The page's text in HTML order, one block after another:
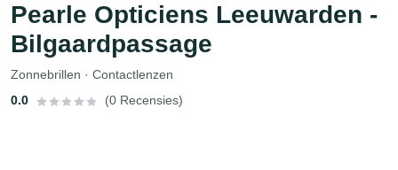
Pearle Opticiens Leeuwarden -
Bilgaardpassage
Zonnebrillen · Contactlenzen
0.0
(0 Recensies)